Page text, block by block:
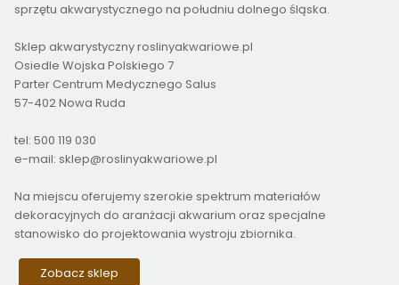
sprzętu akwarystycznego na południu dolnego śląska.
Sklep akwarystyczny roslinyakwariowe.pl
Osiedle Wojska Polskiego 7
Parter Centrum Medycznego Salus
57-402 Nowa Ruda
tel: 500 119 030
e-mail: sklep@roslinyakwariowe.pl
Na miejscu oferujemy szerokie spektrum materiałów
dekoracyjnych do aranżacji akwarium oraz specjalne
stanowisko do projektowania wystroju zbiornika.
Zobacz sklep